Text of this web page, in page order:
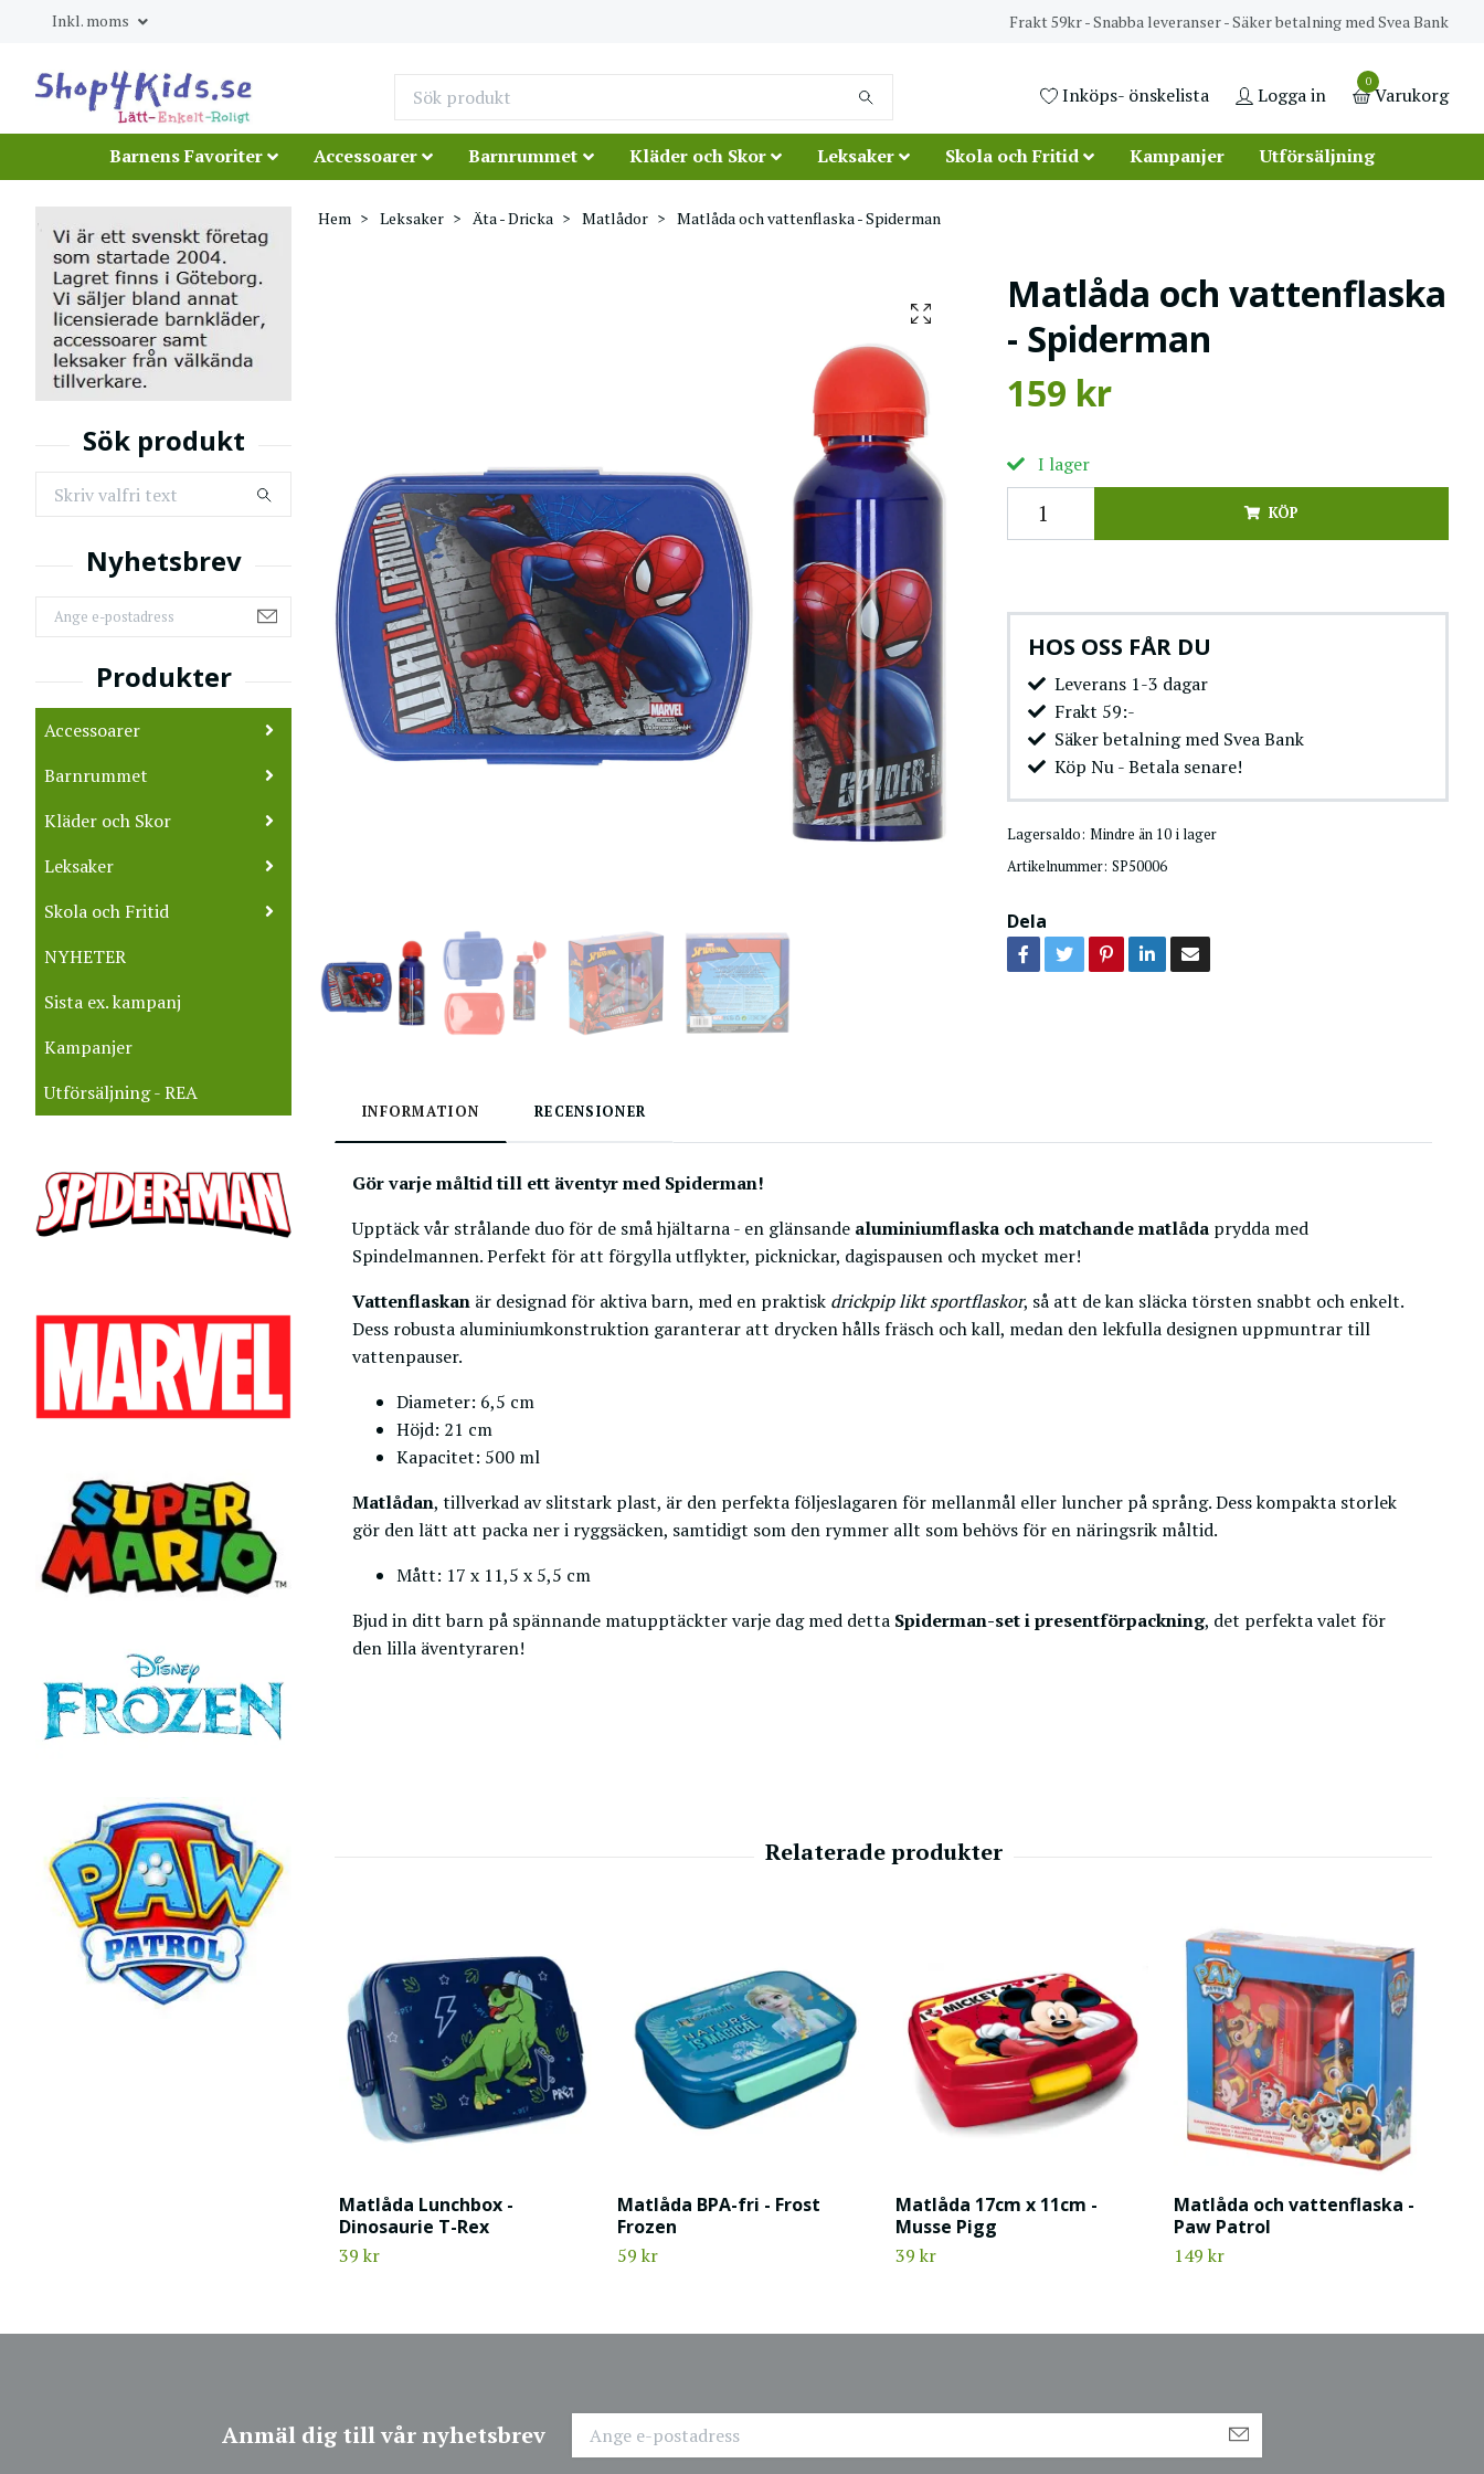
Inkl. moms Frakt 59kr - Snabba leveranser - Säker betalning med Svea Bank
Inköps- önskelista Logga in
0
Varukorg
Barnens Favoriter Accessoarer Barnrummet Kläder och Skor Leksaker Skola och Fritid Kampanjer Utförsäljning
Accessoarer
Barnrummet
Kläder och Skor
Leksaker
Skola och Fritid
NYHETER
Sista ex. kampanj
Kampanjer
Utförsäljning - REA
Hem Leksaker Äta - Dricka Matlådor Matlåda och vattenflaska - Spiderman
Matlåda och vattenflaska
- Spiderman
159 kr
I lager
KÖP
HOS OSS FÅR DU
Leverans 1-3 dagar
Frakt 59:-
Säker betalning med Svea Bank
Köp Nu - Betala senare!
Lagersaldo: Mindre än 10 i lager
Artikelnummer: SP50006
Dela
INFORMATION RECENSIONER
Gör varje måltid till ett äventyr med Spiderman!
Upptäck vår strålande duo för de små hjältarna - en glänsande aluminiumflaska och matchande matlåda prydda med
Spindelmannen. Perfekt för att förgylla utflykter, picknickar, dagispausen och mycket mer!
Vattenflaskan är designad för aktiva barn, med en praktisk drickpip likt sportflaskor, så att de kan släcka törsten snabbt och enkelt.
Dess robusta aluminiumkonstruktion garanterar att drycken hålls fräsch och kall, medan den lekfulla designen uppmuntrar till
vattenpauser.
Diameter: 6,5 cm
Höjd: 21 cm
Kapacitet: 500 ml
Matlådan, tillverkad av slitstark plast, är den perfekta följeslagaren för mellanmål eller luncher på språng. Dess kompakta storlek
gör den lätt att packa ner i ryggsäcken, samtidigt som den rymmer allt som behövs för en näringsrik måltid.
Mått: 17 x 11,5 x 5,5 cm
Bjud in ditt barn på spännande matupptäckter varje dag med detta Spiderman-set i presentförpackning, det perfekta valet för
den lilla äventyraren!
Matlåda Lunchbox -
Dinosaurie T-Rex
39 kr
Matlåda BPA-fri - Frost
Frozen
59 kr
Matlåda 17cm x 11cm -
Musse Pigg
39 kr
Matlåda och vattenflaska -
Paw Patrol
149 kr
Anmäl dig till vår nyhetsbrev